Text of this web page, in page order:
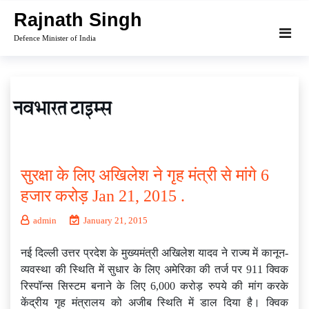
content
Rajnath Singh
Defence Minister of India
सुरक्षा के लिए अखिलेश ने गृह मंत्री से मांगे 6
हजार करोड़ Jan 21, 2015 .
admin January 21, 2015
नई दिल्ली उत्तर प्रदेश के मुख्यमंत्री अखिलेश यादव ने राज्य में कानून-
व्यवस्था की स्थिति में सुधार के लिए अमेरिका की तर्ज पर 911 क्विक
रिस्पॉन्स सिस्टम बनाने के लिए 6,000 करोड़ रुपये की मांग करके
केंद्रीय गृह मंत्रालय को अजीब स्थिति में डाल दिया है। क्विक